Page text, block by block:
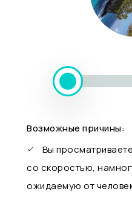
Возможные причины:
Вы
со скоростью,
ожидаемую от